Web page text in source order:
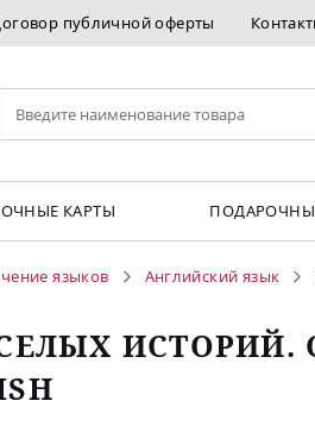
публичной оферты
КАРТЫ
языков Английский язык